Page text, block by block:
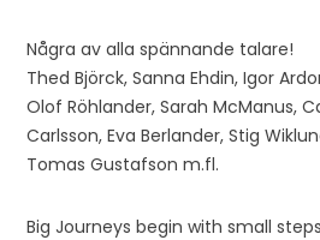
Några av alla spännande talare!
Thed Björck, Sanna Ehdin, Igor
Olof Röhlander, Sarah McManus,
Carlsson, Eva Berlander, Stig
Tomas Gustafson m.fl.
Big Journeys begin with small